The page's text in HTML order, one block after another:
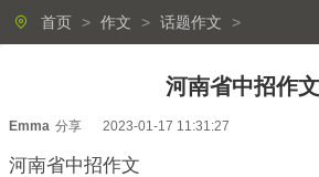
首页 > 作文 > 话题作文 >
河南省中招作文
Emma 分享 2023-01-17 11:31:27
河南省中招作文